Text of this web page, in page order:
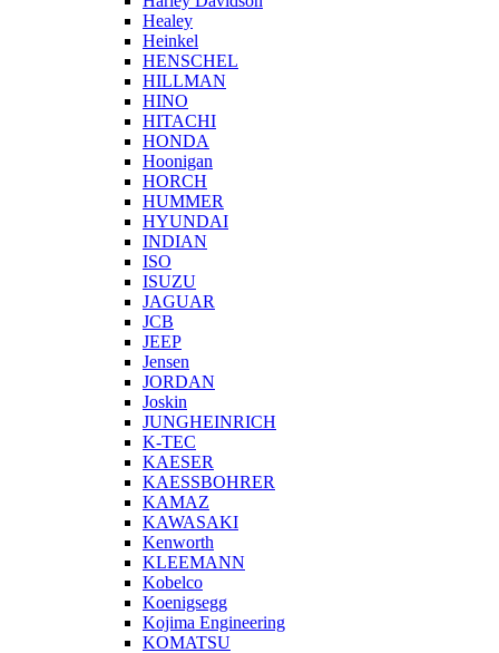
Healey
Heinkel
HENSCHEL
HILLMAN
HINO
HITACHI
HONDA
Hoonigan
HORCH
HUMMER
HYUNDAI
INDIAN
ISO
ISUZU
JAGUAR
JCB
JEEP
Jensen
JORDAN
Joskin
JUNGHEINRICH
K-TEC
KAESER
KAESSBOHRER
KAMAZ
KAWASAKI
Kenworth
KLEEMANN
Kobelco
Koenigsegg
Kojima Engineering
KOMATSU